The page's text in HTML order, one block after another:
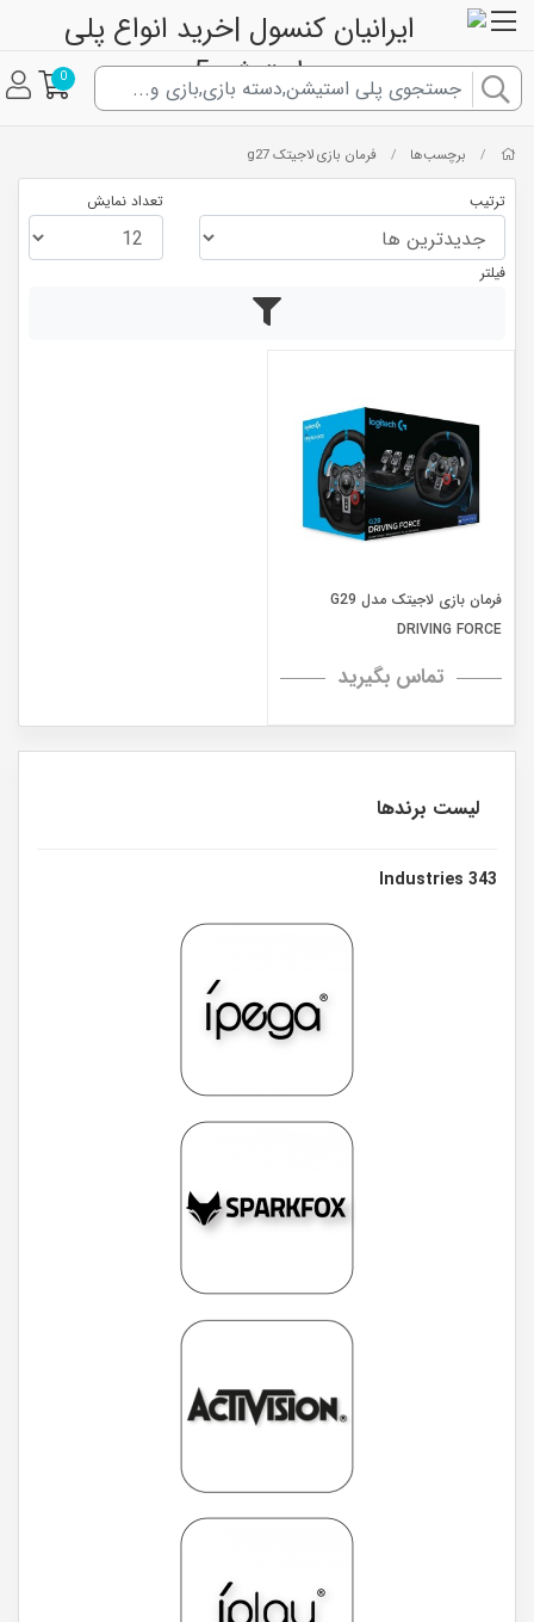
0
/ برچسب‌ها / فرمان بازی لاجیتک g27
ترتیب تعداد نمایش
فیلتر
فرمان بازی لاجیتک مدل G29
DRIVING FORCE
تماس بگیرید
لیست برندها
343 Industries